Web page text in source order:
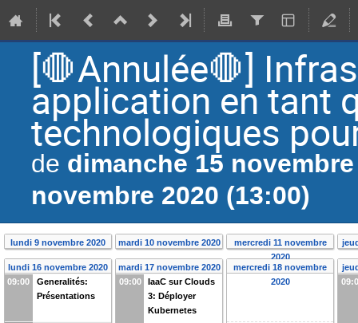
[🛑Annulée🛑]
application en tant
technologiques
de dimanche 15
novembre 2020 (13:00)
lundi 9 novembre 2020 mardi 10 novembre 2020
mercredi 11 novembre
2020
lundi 16 novembre 2020
09:00
Generalités:
Présentations
mardi 17 novembre 2020
09:00
IaaC sur Clouds
3: Déployer
Kubernetes
mercredi 18 novembre
2020